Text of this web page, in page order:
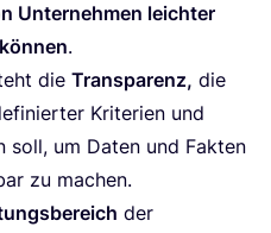
Unter­neh­men leich­ter
.
die Trans­pa­renz, die
Kri­te­ri­en und
soll, um Daten und Fak­ten
zu machen.
der